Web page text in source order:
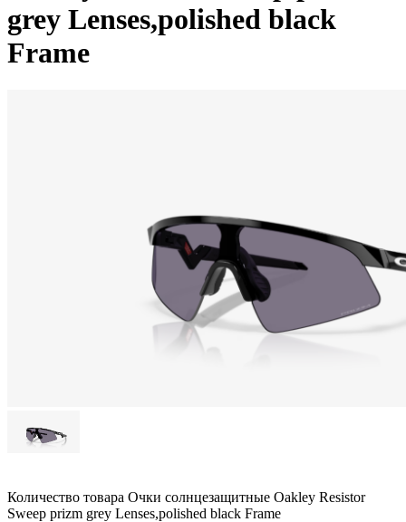
grey Lenses,polished black
Frame
Количество товара Очки солнцезащитные Oakley Resistor
Sweep prizm grey Lenses,polished black Frame